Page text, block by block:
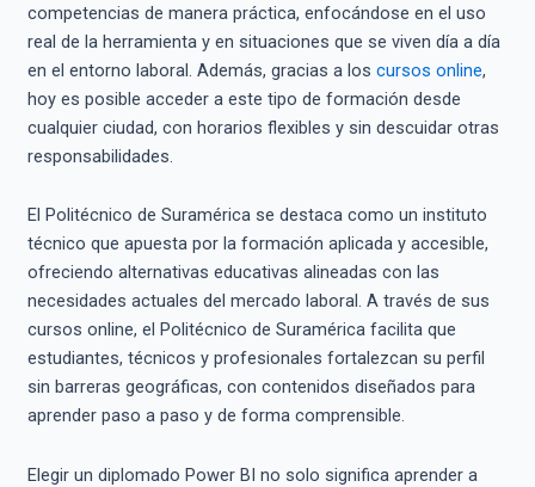
competencias de manera práctica, enfocándose en el uso
real de la herramienta y en situaciones que se viven día a día
en el entorno laboral. Además, gracias a los cursos online,
hoy es posible acceder a este tipo de formación desde
cualquier ciudad, con horarios flexibles y sin descuidar otras
responsabilidades.
El Politécnico de Suramérica se destaca como un instituto
técnico que apuesta por la formación aplicada y accesible,
ofreciendo alternativas educativas alineadas con las
necesidades actuales del mercado laboral. A través de sus
cursos online, el Politécnico de Suramérica facilita que
estudiantes, técnicos y profesionales fortalezcan su perfil
sin barreras geográficas, con contenidos diseñados para
aprender paso a paso y de forma comprensible.
Elegir un diplomado Power BI no solo significa aprender a